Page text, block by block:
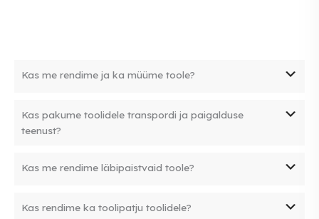
Kas me rendime ja ka müüme toole?
Kas pakume toolidele transpordi ja paigalduse
teenust?
toolide äraviimise teenust.
Kas me rendime läbipaistvaid toole?
Victoria tool ja Chiavari läbipaistev tool.
Kas rendime ka toolipatju toolidele?